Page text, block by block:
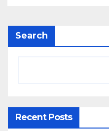
Search
Recent Posts